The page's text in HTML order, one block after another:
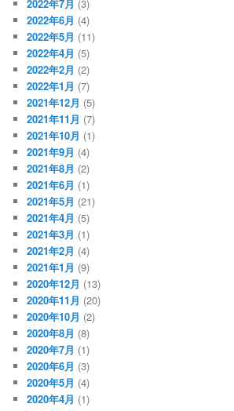
2022年7月 (3)
2022年6月 (4)
2022年5月 (11)
2022年4月 (5)
2022年2月 (2)
2022年1月 (7)
2021年12月 (5)
2021年11月 (7)
2021年10月 (1)
2021年9月 (4)
2021年8月 (2)
2021年6月 (1)
2021年5月 (21)
2021年4月 (5)
2021年3月 (1)
2021年2月 (4)
2021年1月 (9)
2020年12月 (13)
2020年11月 (20)
2020年10月 (2)
2020年8月 (8)
2020年7月 (1)
2020年6月 (3)
2020年5月 (4)
2020年4月 (1)